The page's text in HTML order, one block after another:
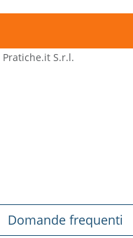
S.r.l.
domande frequenti